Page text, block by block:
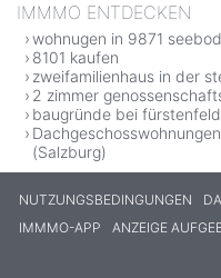
IMMMO ENTDECKEN
wohnugen in 9871
8101 kaufen
zweifamilienhaus in der
2 zimmer
baugründe bei fürstenfeld
(Salzburg)
NUTZUNGSBEDINGUNGEN
IMMMO-APP
ANZEIGE